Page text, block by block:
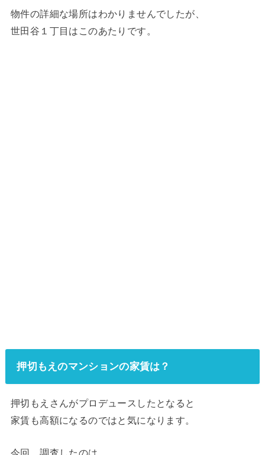
物件の詳細な場所はわかりませんでしたが、
世田谷１丁目はこのあたりです。
押切もえのマンションの家賃は？
押切もえさんがプロデュースしたとなると
家賃も高額になるのではと気になります。
今回、調査したのは